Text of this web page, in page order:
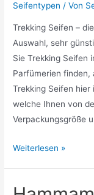
Seifentypen / Von
Trekking Seifen –
Auswahl, sehr
Sie Trekking Seifen
Parfümerien finden,
Trekking Seifen hier
welche Ihnen von
Verpackungsgröße
Trekking
Weiterlesen »